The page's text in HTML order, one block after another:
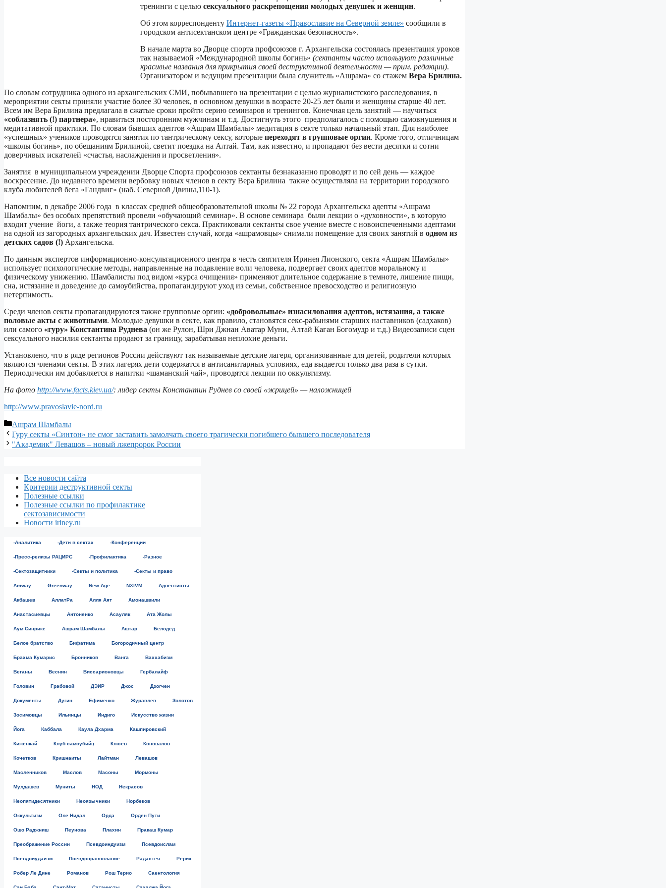
тренинги с целью сексуального раскрепощения молодых девушек и женщин.
Об этом корреспонденту Интернет-газеты «Православие на Северной земле» сообщили в
городском антисектанском центре «Гражданская безопасность».
В начале марта во Дворце спорта профсоюзов г. Архангельска состоялась презентация уроков
так называемой «Международной школы богинь» (сектанты часто используют различные
красивые названия для прикрытия своей деструктивной деятельности — прим. редакции).
Организатором и ведущим презентации была служитель «Ашрама» со стажем Вера Брилина.
По словам сотрудника одного из архангельских СМИ, побывавшего на презентации с целью журналистского расследования, в
мероприятии секты приняли участие более 30 человек, в основном девушки в возрасте 20-25 лет были и женщины старше 40 лет.
Всем им Вера Брилина предлагала в сжатые сроки пройти серию семинаров и тренингов. Конечная цель занятий — научиться
«соблазнять (!) партнера», нравиться посторонним мужчинам и т.д. Достигнуть этого предполагалось с помощью самовнушения и
медитативной практики. По словам бывших адептов «Ашрам Шамбалы» медитация в секте только начальный этап. Для наиболее
«успешных» учеников проводятся занятия по тантрическому сексу, которые переходят в групповые оргии. Кроме того, отличницам
«школы богинь», по обещаниям Брилиной, светит поездка на Алтай. Там, как известно, и пропадают без вести десятки и сотни
доверчивых искателей «счастья, наслаждения и просветления».
Занятия в муниципальном учреждении Дворце Спорта профсоюзов сектанты безнаказанно проводят и по сей день — каждое
воскресение. До недавнего времени вербовку новых членов в секту Вера Брилина также осуществляла на территории городского
клуба любителей бега «Гандвиг» (наб. Северной Двины,110-1).
Напомним, в декабре 2006 года в классах средней общеобразовательной школы № 22 города Архангельска адепты «Ашрама
Шамбалы» без особых препятствий провели «обучающий семинар». В основе семинара были лекции о «духовности», в которую
входит учение йоги, а также теория тантрического секса. Практиковали сектанты свое учение вместе с новоиспеченными адептами
на одной из загородных архангельских дач. Известен случай, когда «ашрамовцы» снимали помещение для своих занятий в одном из
детских садов (!) Архангельска.
По данным экспертов информационно-консультационного центра в честь святителя Иринея Лионского, секта «Ашрам Шамбалы»
использует психологические методы, направленные на подавление воли человека, подвергает своих адептов моральному и
физическому унижению. Шамбалисты под видом «курса очищения» применяют длительное содержание в темноте, лишение пищи,
сна, истязание и доведение до самоубийства, пропагандируют уход из семьи, собственное превосходство и религиозную
нетерпимость.
Среди членов секты пропагандируются также групповые оргии: «добровольные» изнасилования адептов, истязания, а также
половые акты с животными. Молодые девушки в секте, как правило, становятся секс-рабынями старших наставников (садхаков)
или самого «гуру» Константина Руднева (он же Рулон, Шри Джнан Аватар Муни, Алтай Каган Богомудр и т.д.) Видеозаписи сцен
сексуального насилия сектанты продают за границу, зарабатывая неплохие деньги.
Установлено, что в ряде регионов России действуют так называемые детские лагеря, организованные для детей, родители которых
являются членами секты. В этих лагерях дети содержатся в антисанитарных условиях, еда выдается только два раза в сутки.
Периодически им добавляется в напитки «шаманский чай», проводятся лекции по оккультизму.
На фото http://www.facts.kiev.ua/: лидер секты Константин Руднев со своей «жрицей» — наложницей
http://www.pravoslavie-nord.ru
Рубрики
Ашрам Шамбалы
Гуру секты «Синтон» не смог заставить замолчать своего трагически погибшего бывшего последователя
"Академик" Левашов – новый лжепророк России
Все новости сайта
Критерии деструктивной секты
Полезные ссылки
Полезные ссылки по профилактике
сектозависимости
Новости iriney.ru
-Аналитика -Дети в сектах -Конференции
-Пресс-релизы РАЦИРС -Профилактика -Разное
-Сектозащитники -Секты и политика -Секты и право
Amway Greenway New Age NXIVM Адвентисты
Акбашев АллатРа Алля Аят Амонашвили
Анастасиевцы Антоненко Асауляк Ата Жолы
Аум Синрике Ашрам Шамбалы Аштар Белодед
Белое братство Бифатима Богородичный центр
Брахма Кумарис Бронников Ванга Ваххабизм
Веганы Веснин Виссарионовцы Гербалайф
Головин Грабовой ДЭИР Джос Дзогчен
Документы Дугин Ефименко Журавлев Золотов
Зосимовцы Ильинцы Индиго Искусство жизни
Йога Каббала Каула Дхарма Кашпировский
Киженкай Клуб самоубийц Клюев Коновалов
Кочетков Кришнаиты Лайтман Левашов
Масленников Маслов Масоны Мормоны
Мулдашев Муниты НОД Некрасов
Неопятидесятники Неоязычники Норбеков
Оккультизм Оле Нидал Орда Орден Пути
Ошо Раджниш Пеунова Плахин Пракаш Кумар
Преображение России Псевдоиндуизм Псевдоислам
Псевдоиудаизм Псевдоправославие Радастея Рерих
Робер Ле Дине Романов Рош Терио Саентология